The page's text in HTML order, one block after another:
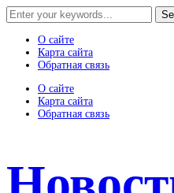
О сайте
Карта сайта
Обратная связь
О сайте
Карта сайта
Обратная связь